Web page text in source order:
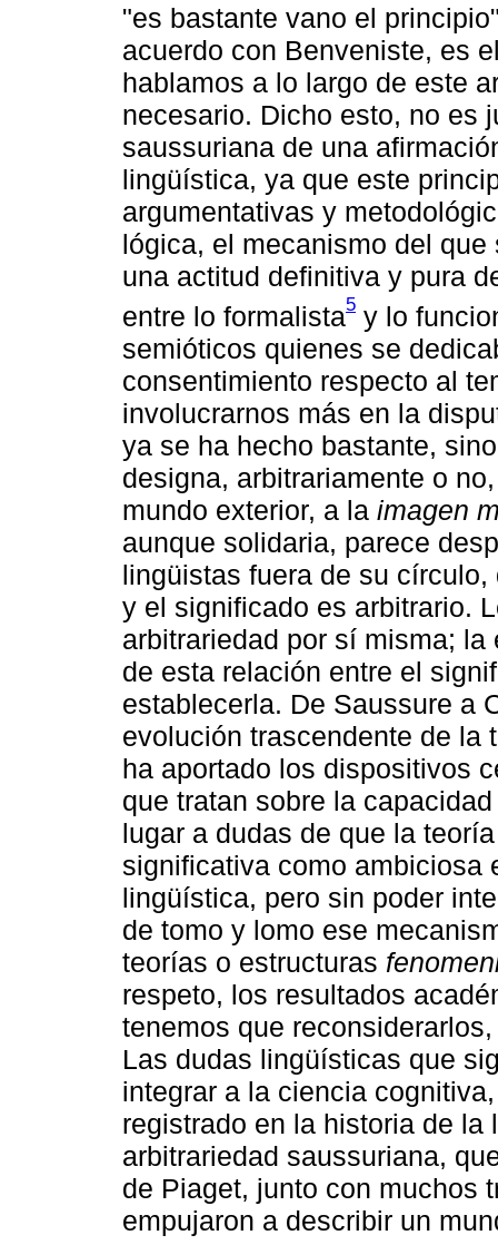
"es bastante vano el
acuerdo con Benveniste, es
hablamos a lo largo de este
necesario. Dicho esto, no es
saussuriana de una
lingüística, ya que este
argumentativas y
lógica, el mecanismo del
una actitud definitiva y pura
entre lo formalista5 y lo
semióticos quienes se
consentimiento respecto al
involucrarnos más en la
ya se ha hecho bastante,
designa, arbitrariamente o
mundo exterior, a la imagen
aunque solidaria, parece
lingüistas fuera de su
y el significado es arbitrario.
arbitrariedad por sí misma;
de esta relación entre el
establecerla. De Saussure a
evolución trascendente de la
ha aportado los dispositivos
que tratan sobre la
lugar a dudas de que la
significativa como ambiciosa
lingüística, pero sin poder
de tomo y lomo ese
teorías o estructuras
respeto, los resultados
tenemos que
Las dudas lingüísticas que
integrar a la ciencia
registrado en la historia de
arbitrariedad saussuriana,
de Piaget, junto con muchos
empujaron a describir un